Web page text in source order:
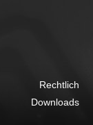
Rechtlich
Downloads